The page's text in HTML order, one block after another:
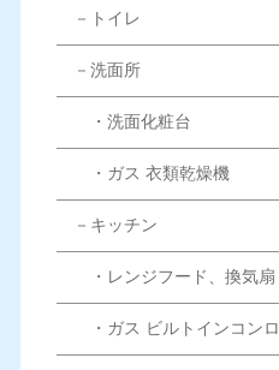
－トイレ
－洗面所
・洗面化粧台
・ガス 衣類乾燥機
－キッチン
・レンジフード、換気扇
・ガス ビルトインコンロ